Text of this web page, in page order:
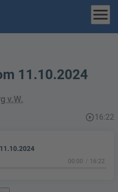
menu
11.10.2024
v.W.
play_circle_outline16:22
00:00 16:22